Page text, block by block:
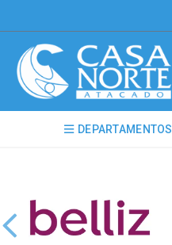
DEPARTAMENTOS